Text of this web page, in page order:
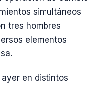
simultáneos
tres hombres
elementos
en distintos